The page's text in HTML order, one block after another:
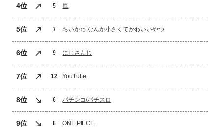
4位 5 嵐
5位 7 ちいかわ なんか小さくてかわいいやつ
6位 9 にじさんじ
7位 12 YouTube
8位 6 パチンコ/パチスロ
9位 8 ONE PIECE